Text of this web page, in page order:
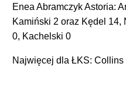
Enea Abramczyk Astoria:
Kamiński 2 oraz Kędel 14,
0, Kachelski 0
Najwięcej dla ŁKS: Collins